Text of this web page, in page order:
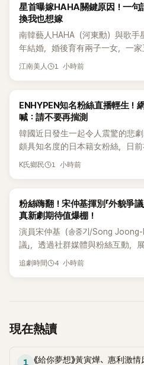
韓星
星首曝嫁HAHA關鍵原因！一句
換我也想嫁
南韓藝人HAHA（河東勳）與歌手
年結婚，婚後育有兩子一女，一
國演藝圈公認的模範夫妻。近日，
江南美人 1 小時前
K-POP
ENHYPEN知名粉絲直播輕生
喊：請不要再揣測
韓國近日發生一起令人震驚的悲
頗具知名度的日本籍女粉絲，日
終不幸身亡，消息曝光後震驚韓
K氏鄉民 1 小時前
K-DRAMA
粉絲嗨翻！宋仲基揮別「外貌爭
真新劇期待值爆棚！
演員宋仲基（송중기/Song Joong-
議」，透過社群媒體與粉絲互動，
同時，徐康俊（서강준/Seo Kang-
的社群帳號上PO出多張照片，並
謝大家」的訊息。這些照片中，除
追劇時間 4 小時前
現在熱讀
1
《給你夢想》黃寅燁、惠利激